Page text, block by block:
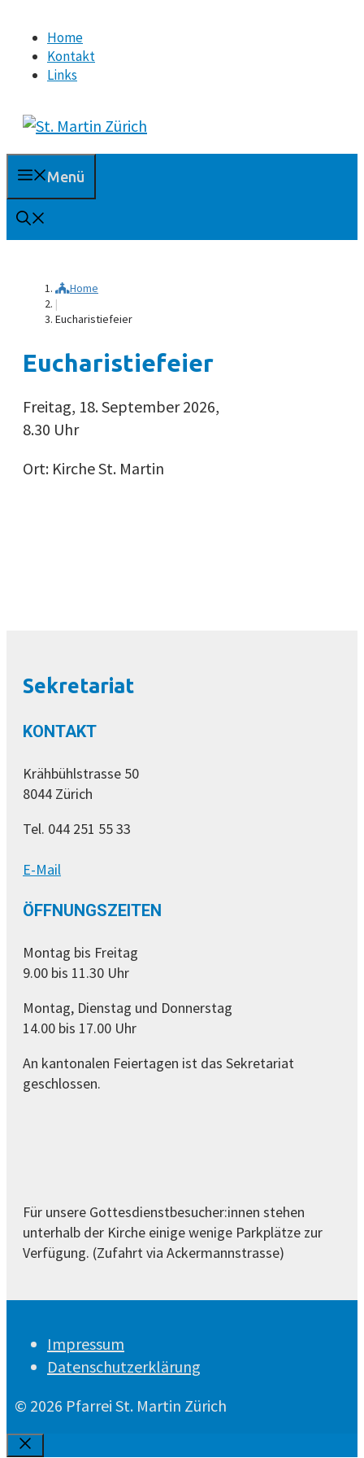
zum
Inhalt
Home
Kontakt
Links
Menü
Home
|
Eucharistiefeier
Eucharistiefeier
Freitag, 18. September 2026,
8.30 Uhr
Ort: Kirche St. Martin
Sekretariat
KONTAKT
Krähbühlstrasse 50
8044 Zürich
Tel. 044 251 55 33
E-Mail
ÖFFNUNGSZEITEN
Montag bis Freitag
9.00 bis 11.30 Uhr
Montag, Dienstag und Donnerstag
14.00 bis 17.00 Uhr
An kantonalen Feiertagen ist das Sekretariat
geschlossen.
Für unsere Gottesdienstbesucher:innen stehen
unterhalb der Kirche einige wenige Parkplätze zur
Verfügung. (Zufahrt via Ackermannstrasse)
Impressum
Datenschutzerklärung
© 2026 Pfarrei St. Martin Zürich